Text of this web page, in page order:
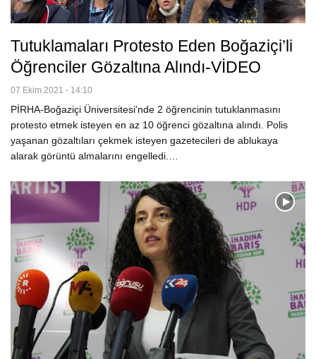
Tutuklamaları Protesto Eden Boğaziçi’li
Öğrenciler Gözaltına Alındı-VİDEO
07 Ekim 2021 - 14:10
PİRHA-Boğaziçi Üniversitesi'nde 2 öğrencinin tutuklanmasını
protesto etmek isteyen en az 10 öğrenci gözaltına alındı. Polis
yaşanan gözaltıları çekmek isteyen gazetecileri de ablukaya
alarak görüntü almalarını engelledi.…